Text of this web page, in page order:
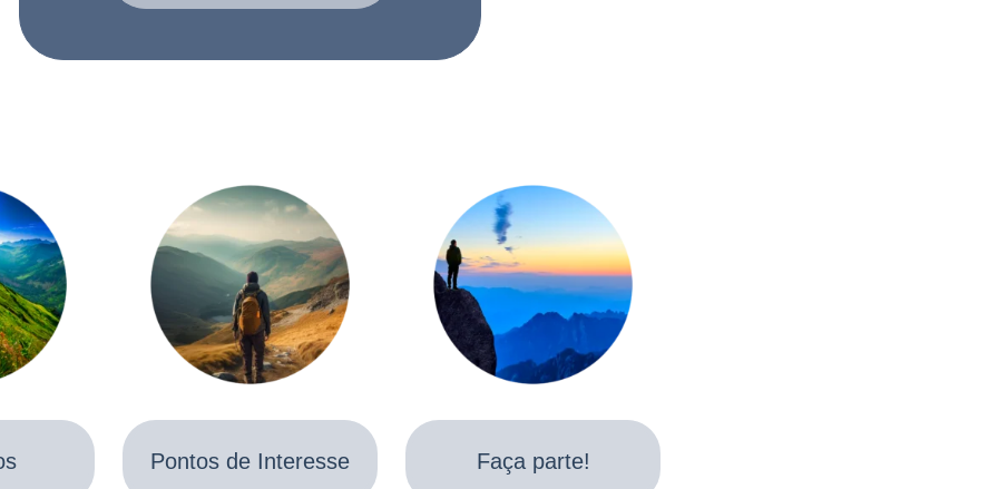
Pontos de Interesse Faça parte!